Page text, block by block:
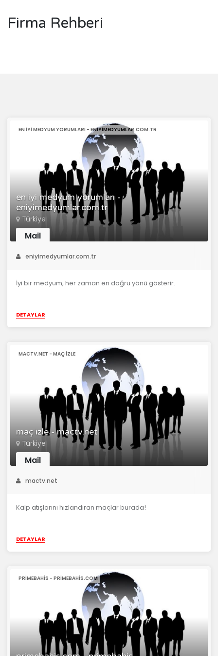
Firma Rehberi
en iyi medyum yorumları -
eniyimedyumlar.com.tr
EN IYI MEDYUM YORUMLARI - ENIYIMEDYUMLAR.COM.TR
Türkiye
Mail
eniyimedyumlar.com.tr
İyi bir medyum, her zaman en doğru yönü gösterir.
DETAYLAR
maç izle - mactv.net
MACTV.NET - MAÇ IZLE
Türkiye
Mail
mactv.net
Kalp atışlarını hızlandıran maçlar burada!
DETAYLAR
PRIMEBAHIS - PRIMEBAHIS.COM